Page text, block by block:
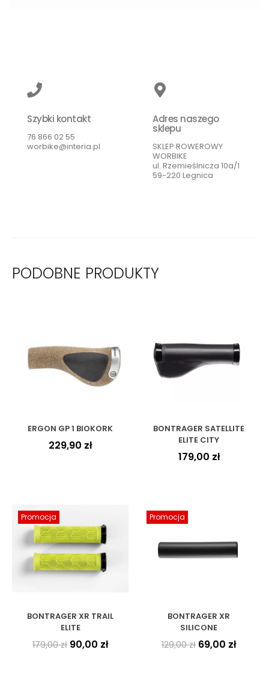
Szybki kontakt
76 866 02 55
worbike@interia.pl
Adres naszego
sklepu
SKLEP ROWEROWY
WORBIKE
ul. Rzemieślnicza 10a/1
59-220 Legnica
PODOBNE PRODUKTY
ERGON GP 1 BIOKORK
229,90 zł
BONTRAGER SATELLITE
ELITE CITY
179,00 zł
Promocja
BONTRAGER XR TRAIL
ELITE
179,00zł 90,00 zł
Promocja
BONTRAGER XR
SILICONE
129,00zł 69,00 zł